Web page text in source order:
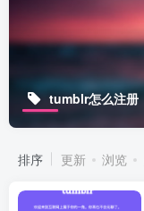
tumblr怎么注册
排序 更新 浏览